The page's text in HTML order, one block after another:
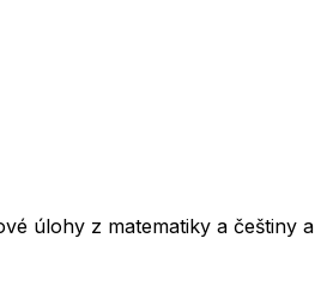
úlohy z matematiky a češtiny a